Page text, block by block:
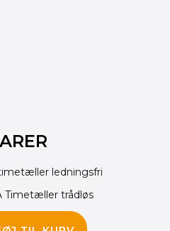
Timetæller trådløs
oprindelige
pris
155.00 kr..145.00 kr..
oprindelige
pris
240.00 kr..190.00 kr..